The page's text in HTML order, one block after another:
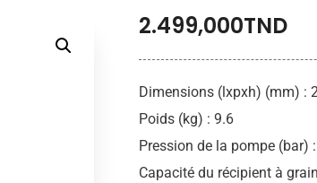
2.499,000TND
Dimensions (lxpxh) (mm) :
Poids (kg) : 9.6
Pression de la pompe (bar)
Capacité du récipient à